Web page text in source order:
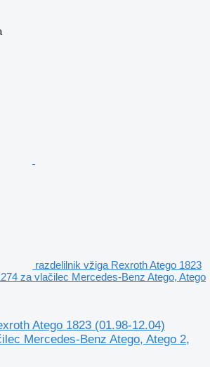
razdelilnik vžiga Rexroth Atego 1823
za vlačilec Mercedes-Benz Atego, Atego
Atego 1823 (01.98-12.04)
Mercedes-Benz Atego, Atego 2,